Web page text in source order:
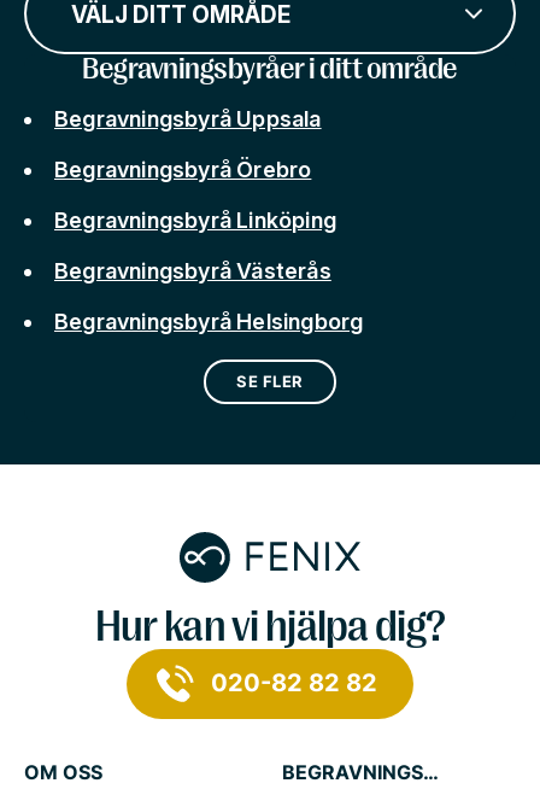
VÄLJ DITT OMRÅDE
Begravningsbyråer i ditt område
Begravningsbyrå Uppsala
Begravningsbyrå Örebro
Begravningsbyrå Linköping
Begravningsbyrå Västerås
Begravningsbyrå Helsingborg
SE FLER
Hur kan vi hjälpa dig?
020-82 82 82
OM OSS
BEGRAVNINGSTJÄNSTER